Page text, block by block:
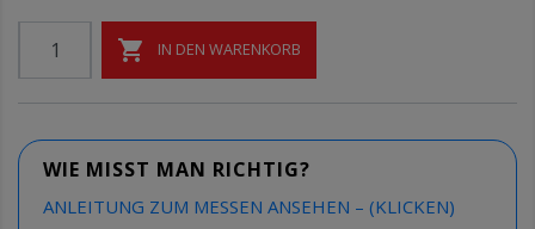
 IN DEN WARENKORB
WIE MISST MAN RICHTIG?
ANLEITUNG ZUM MESSEN ANSEHEN – (KLICKEN)